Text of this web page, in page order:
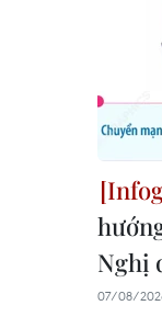
Nghị
07/08/